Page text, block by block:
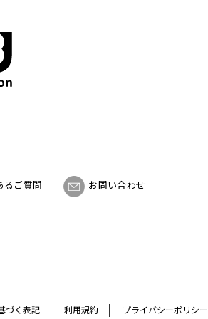
るご質問 お問い合わせ
づく表記 利用規約 プライバシーポリシー